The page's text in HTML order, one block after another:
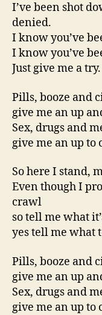
I’ve been shot
denied.
I know you’ve
I know you’ve
Just give me a try.
Pills, booze and
give me an up
Sex, drugs and
give me an up to
So here I stand,
Even though I
crawl
so tell me what
yes tell me what
Pills, booze and
give me an up
Sex, drugs and
give me an up to